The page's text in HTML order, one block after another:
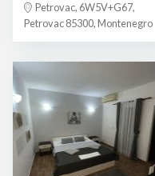
Petrovac, 6W5V+G67,
Petrovac 85300, Montenegro